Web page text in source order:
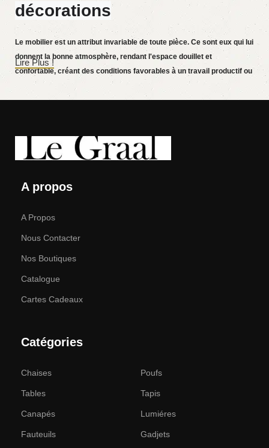
décorations
Le mobilier est un attribut invariable de toute pièce. Ce sont eux qui lui
donnent la bonne atmosphère, rendant l'espace douillet et
confortable, créant des conditions favorables à un travail productif ou
aidant à se détendre après une dure journée. De plus en plus souvent,
les clients souhaitent passer une commande dans une boutique en
sereinement les meubles qui vous plaisent. La boutique en ligne
propose un large catalogue de meubles : des meubles de maison et
Lire Plus !
A propos
A Propos
Nous Contacter
Nos Boutiques
Catalogue
Cartes Cadeaux
Catégories
Chaises
Tables
Canapés
Fauteuils
Poufs
Tapis
Lumiéres
Gadjets